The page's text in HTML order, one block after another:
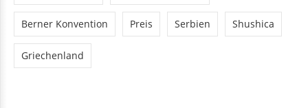
Berner Konvention Preis Serbien Shushica
Griechenland